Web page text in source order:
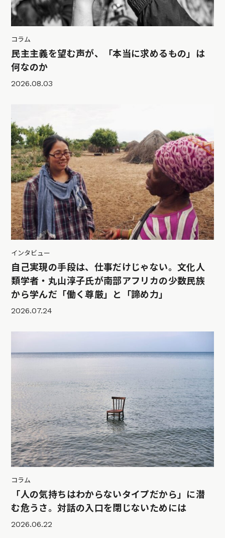
コラム
民主主義を望む声が、「本当に求めるもの」は
何なのか
2026.08.03
インタビュー
自己実現の手段は、仕事だけじゃない。文化人
類学者・丸山淳子氏が南部アフリカの少数民族
から学んだ「働く尊厳」と「諦め力」
2026.07.24
コラム
「人の気持ちはわからないタイプだから」に潜
む危うさ。対話の入口を閉じないためには
2026.06.22